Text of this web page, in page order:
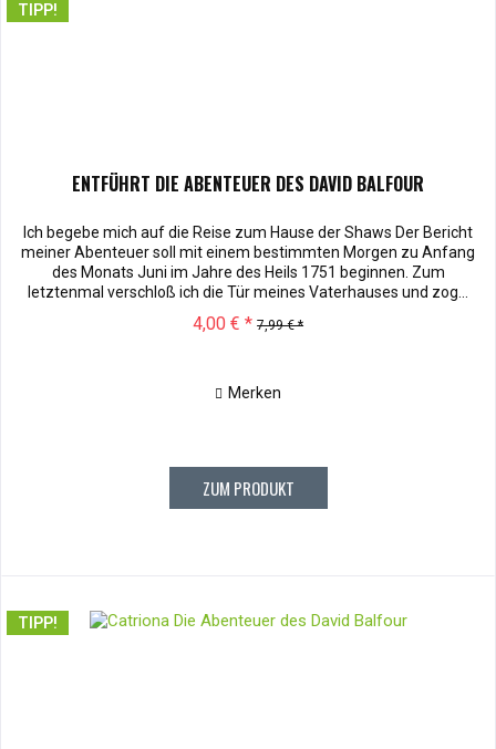
TIPP!
ENTFÜHRT DIE ABENTEUER DES DAVID BALFOUR
Ich begebe mich auf die Reise zum Hause der Shaws Der Bericht
meiner Abenteuer soll mit einem bestimmten Morgen zu Anfang
des Monats Juni im Jahre des Heils 1751 beginnen. Zum
letztenmal verschloß ich die Tür meines Vaterhauses und zog...
4,00 € * 7,99 € *
Merken
ZUM PRODUKT
TIPP!